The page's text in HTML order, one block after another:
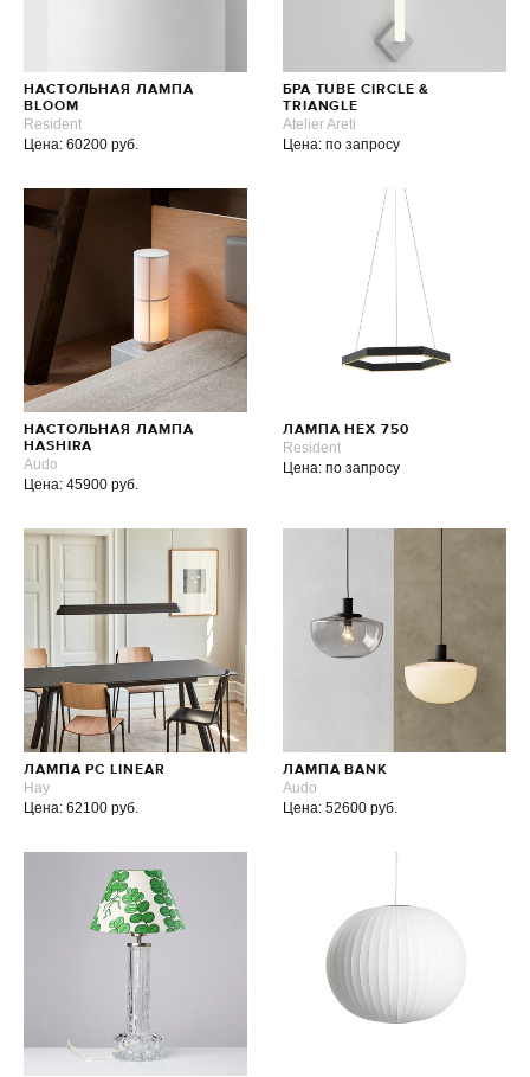
НАСТОЛЬНАЯ ЛАМПА
BLOOM
Resident
Цена: 60200 руб.
БРА TUBE CIRCLE &
TRIANGLE
Atelier Areti
Цена: по запросу
НАСТОЛЬНАЯ ЛАМПА
HASHIRA
Audo
Цена: 45900 руб.
ЛАМПА HEX 750
Resident
Цена: по запросу
ЛАМПА PC LINEAR
Hay
Цена: 62100 руб.
ЛАМПА BANK
Audo
Цена: 52600 руб.